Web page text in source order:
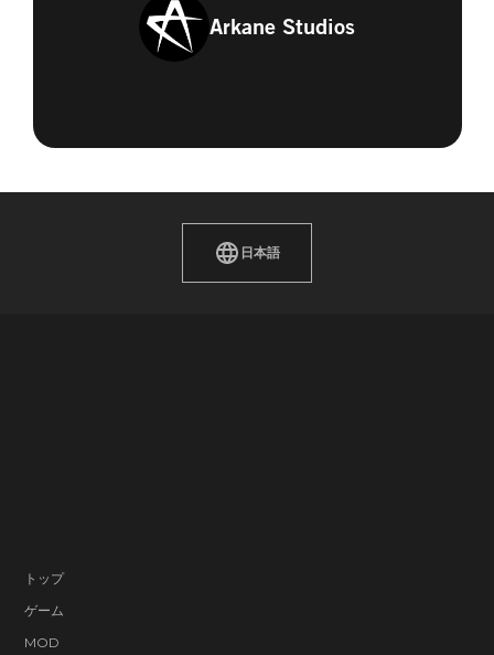
Arkane Studios
日本語
トップ
ゲーム
MOD